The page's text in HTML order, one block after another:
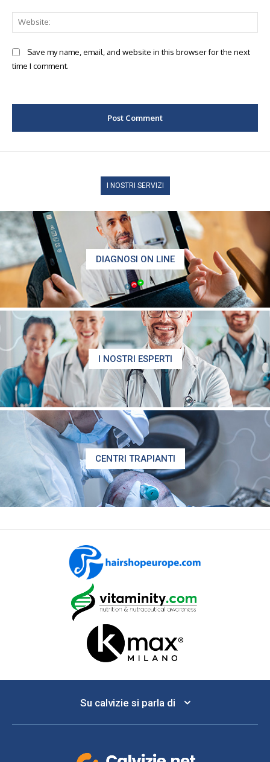
Save my name, email, and website in this browser for the next
time I comment.
I NOSTRI SERVIZI
DIAGNOSI ON LINE
I NOSTRI ESPERTI
CENTRI TRAPIANTI
Su calvizie si parla di